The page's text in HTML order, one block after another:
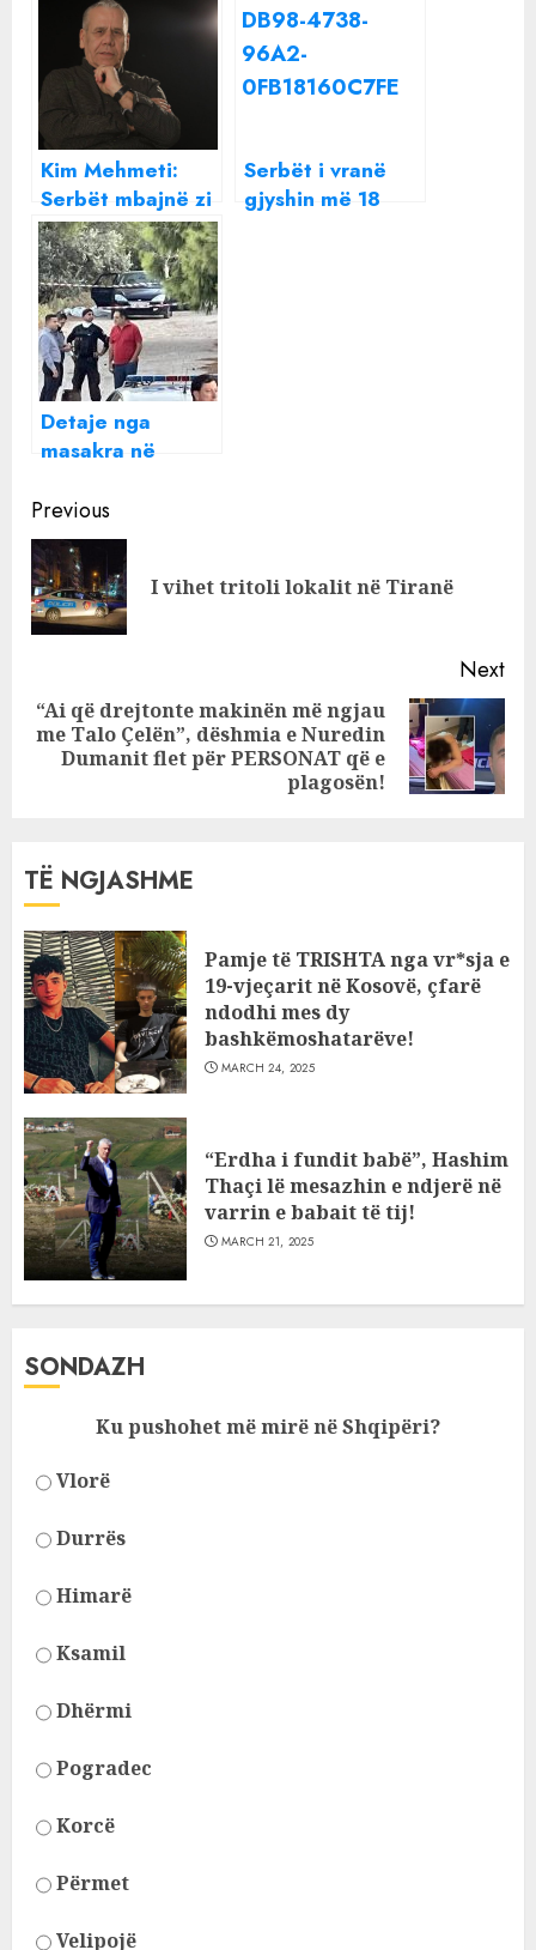
Kim Mehmeti:
Serbët mbajnë zi
pse nuk vranë më
shumë
shqiptarë?!
Serbët i vranë
gjyshin më 18
Detaje nga
masakra në
6 shqiptarët
Continue
Reading
Previous
I vihet tritoli lokalit në Tiranë
Next
Next
post:
“Ai që drejtonte makinën më ngjau
me Talo Çelën”, dëshmia e Nuredin
Dumanit flet për PERSONAT që e
plagosën!
TË NGJASHME
Pamje të TRISHTA nga vr*sja e
19-vjeçarit në Kosovë, çfarë
ndodhi mes dy
bashkëmoshatarëve!
MARCH 24, 2025
“Erdha i fundit babë”, Hashim
Thaçi lë mesazhin e ndjerë në
varrin e babait të tij!
MARCH 21, 2025
SONDAZH
Ku pushohet më mirë në Shqipëri?
Vlorë
Durrës
Himarë
Ksamil
Dhërmi
Pogradec
Korcë
Përmet
Velipojë